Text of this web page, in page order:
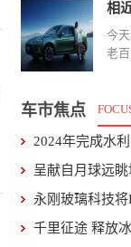
相
今
老
车市焦点
2024年完成水
呈献自月球远
永刚玻璃科技
千里征途 释放